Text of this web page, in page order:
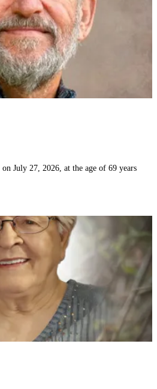
Publier un avis
July 27, 2026, at the age of 69 years